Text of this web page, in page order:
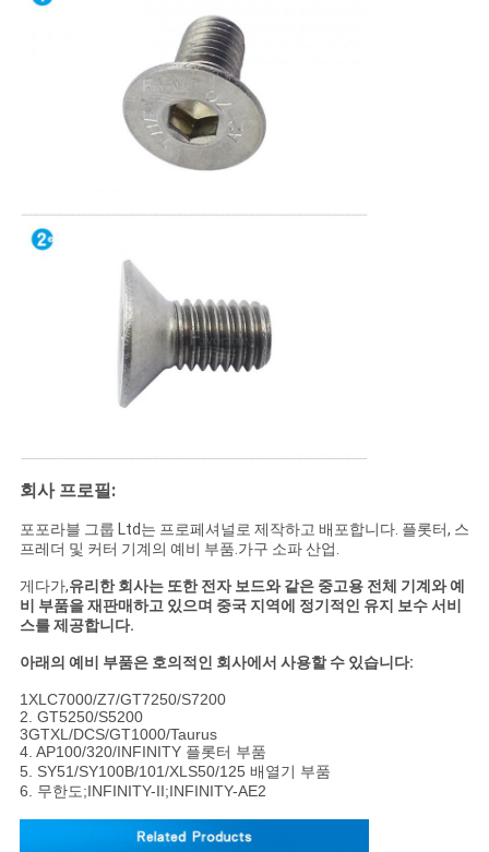
사
POLICY
회사 프로필:
포포라블 그룹 Ltd는 프로페셔널로 제작하고 배포합니다. 플롯터, 스
프레더 및 커터 기계의 예비 부품.가구 소파 산업.
게다가,유리한 회사는 또한 전자 보드와 같은 중고용 전체 기계와 예
비 부품을 재판매하고 있으며 중국 지역에 정기적인 유지 보수 서비
스를 제공합니다.
아래의 예비 부품은 호의적인 회사에서 사용할 수 있습니다:
1XLC7000/Z7/GT7250/S7200
2. GT5250/S5200
3GTXL/DCS/GT1000/Taurus
4. AP100/320/INFINITY 플롯터 부품
5. SY51/SY100B/101/XLS50/125 배열기 부품
6. 무한도;INFINITY-II;INFINITY-AE2